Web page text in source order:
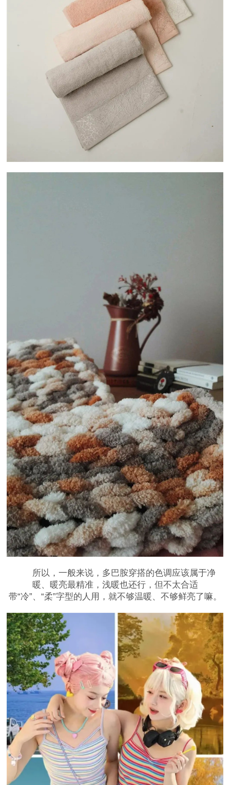
所以，一般来说，多巴胺穿搭的色调应该属于净
暖、暖亮最精准，浅暖也还行，但不太合适
带“冷”、“柔”字型的人用，就不够温暖、不够鲜亮了嘛。